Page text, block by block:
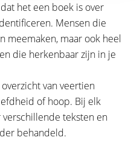
het een boek is over
Mensen die
meemaken, maar ook heel
die herkenbaar zijn in je
van veertien
of hoop. Bij elk
teksten en
behandeld.